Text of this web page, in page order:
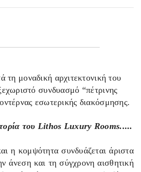
τη μοναδική αρχιτεκτονική του
συνδυασμό “πέτρινης
εσωτερικής διακόσμησης.
του Lithos Luxury Rooms.....
η κομψότητα συνδυάζεται άριστα
άνεση και τη σύγχρονη αισθητική